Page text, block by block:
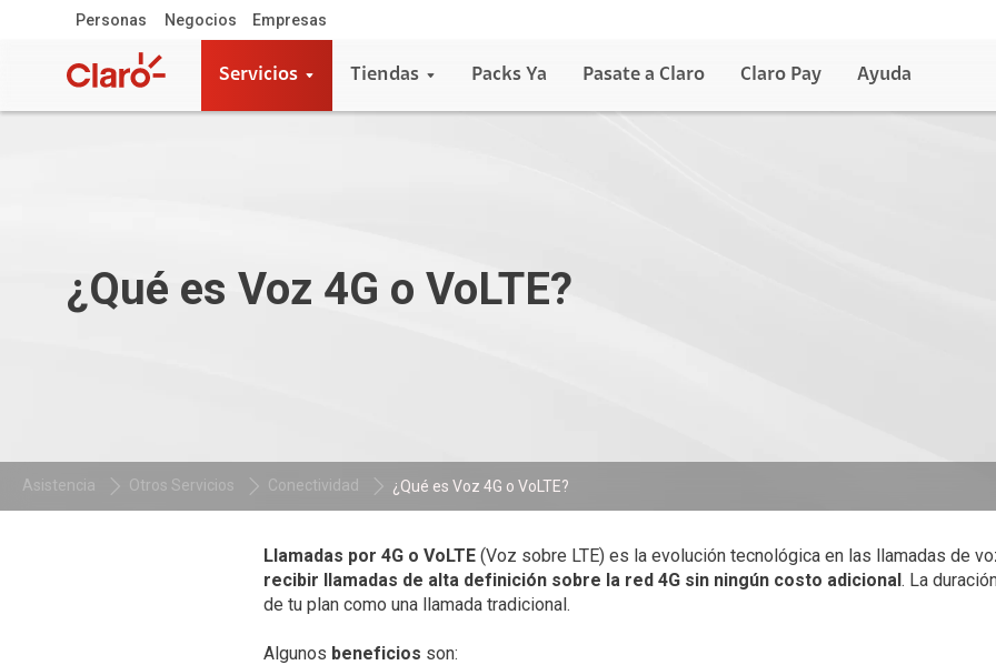
Personas Negocios Empresas
Servicios Tiendas Packs Ya Pasate a Claro Claro Pay Ayuda
¿Qué es Voz 4G o VoLTE?
Asistencia Otros Servicios Conectividad ¿Qué es Voz 4G o VoLTE?
Llamadas por 4G o VoLTE (Voz sobre LTE) es la evolución tecnológica en las llamadas de
recibir llamadas de alta definición sobre la red 4G sin ningún costo adicional. La
de tu plan como una llamada tradicional.
Algunos beneficios son: